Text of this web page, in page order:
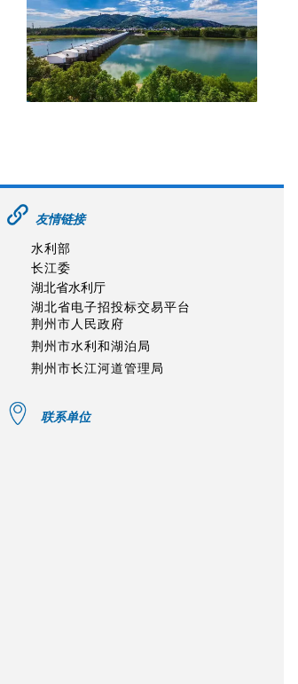
友情链接
水利部
长江委
湖北省水利厅
湖北省电子招投标交易平台
荆州市人民政府
荆州市水利和湖泊局
荆州市长江河道管理局
联系单位